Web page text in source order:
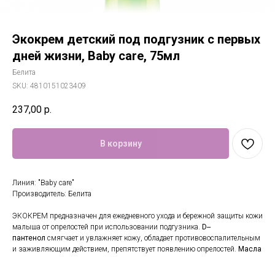
Экокрем детский под подгузник с первых
дней жизни, Baby care, 75мл
Белита
SKU: 4810151023409
237,00 р.
В корзину
Линия: "Baby care"
Производитель: Белита
ЭКОКРЕМ предназначен для ежедневного ухода и бережной защиты кожи
малыша от опрелостей при использовании подгузника. D-­
пантенол смягчает и увлажняет кожу, обладает противовоспалительным
и заживляющим действием, препятствует появлению опрелостей. Масла